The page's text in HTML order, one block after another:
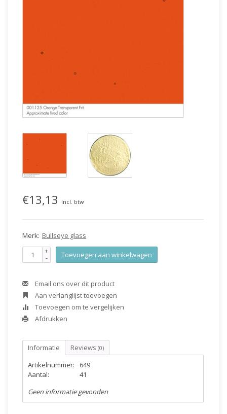
€13,13 Incl. btw
Merk: Bullseye glass
+
- Toevoegen aan winkelwagen
Email ons over dit product
Aan verlanglijst toevoegen
Toevoegen om te vergelijken
Afdrukken
Informatie Reviews (0)
Artikelnummer:
649
Aantal:
41
Geen informatie gevonden